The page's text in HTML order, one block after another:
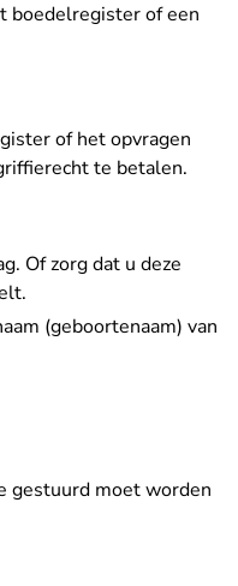
boedelregister of een
of het opvragen
te betalen.
Of zorg dat u deze
(geboortenaam) van
gestuurd moet worden